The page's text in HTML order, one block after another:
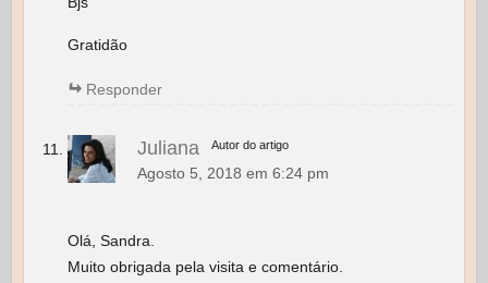
Gratidão
Responder
Juliana Autor do artigo
Agosto 5, 2018 em 6:24 pm
Olá, Sandra.
Muito obrigada pela visita e comentário.